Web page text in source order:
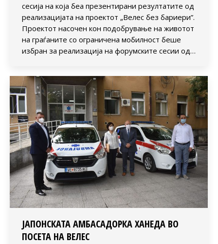
сесија на која беа презентирани резултатите од
реализацијата на проектот „Велес без бариери”.
Проектот насочен кон подобрување на животот
на граѓаните со ограничена мобилност беше
избран за реализација на форумските сесии од…
ЈАПОНСКАТА АМБАСАДОРКА ХАНЕДА ВО
ПОСЕТА НА ВЕЛЕС